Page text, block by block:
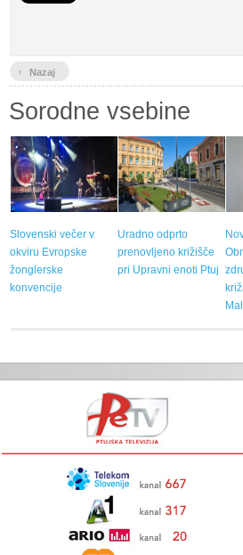
‹ Nazaj
Sorodne vsebine
Slovenski večer v
okviru Evropske
žonglerske
konvencije
Uradno odprto
prenovljeno križišče
pri Upravni enoti Ptuj